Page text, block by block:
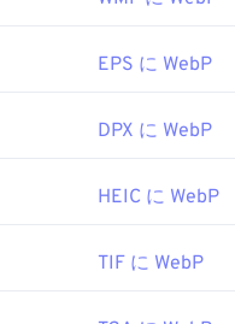
EPS に WebP
DPX に WebP
HEIC に WebP
TIF に WebP